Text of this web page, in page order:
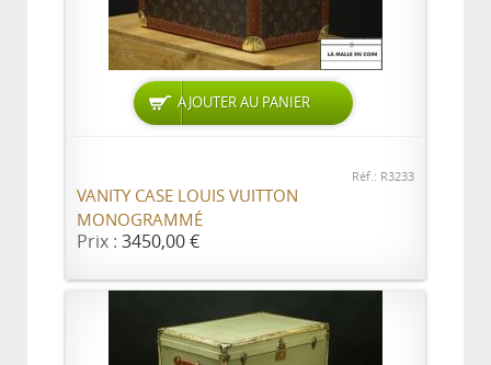
AJOUTER AU PANIER
Réf.: R3233
VANITY CASE LOUIS VUITTON
MONOGRAMMÉ
Prix : 3450,00 €